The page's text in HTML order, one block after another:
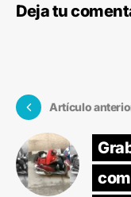
Deja tu
Artículo